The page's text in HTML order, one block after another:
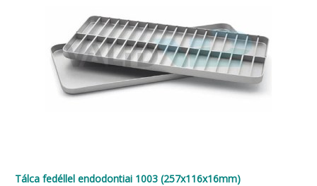
Tálca fedéllel endodontiai 1003 (257x116x16mm)